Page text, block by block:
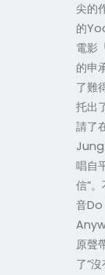
尖的
的
電影
的申
了難
托出
請了
Jung
唱自
信”。
音
原聲
了“